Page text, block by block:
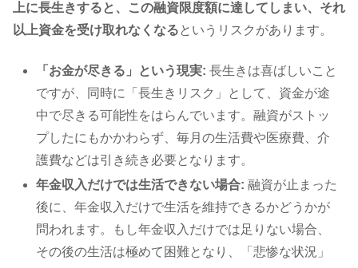
上に長生きすると、この融資限度額に達してしまい、それ
以上資金を受け取れなくなる というリスクがあります。
「お金が尽きる」という現実: 長生きは喜ばしいこと
ですが、同時に「長生きリスク」として、資金が途
中で尽きる可能性をはらんでいます。融資がストッ
プしたにもかかわらず、毎月の生活費や医療費、介
護費などは引き続き必要となります。
年金収入だけでは生活できない場合: 融資が止まった
後に、年金収入だけで生活を維持できるかどうかが
問われます。もし年金収入だけでは足りない場合、
その後の生活は極めて困難となり、「悲惨な状況」